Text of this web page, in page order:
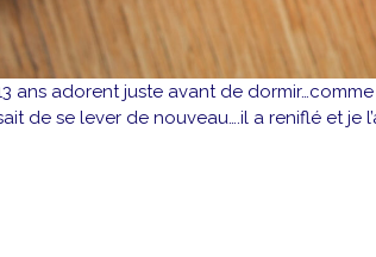
ans adorent juste avant de
de se lever de nouveau….il a reniflé et je